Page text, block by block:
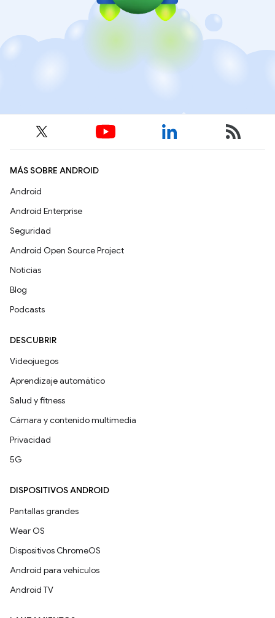
MÁS SOBRE ANDROID
Android
Android Enterprise
Seguridad
Android Open Source Project
Noticias
Blog
Podcasts
DESCUBRIR
Videojuegos
Aprendizaje automático
Salud y fitness
Cámara y contenido multimedia
Privacidad
5G
DISPOSITIVOS ANDROID
Pantallas grandes
Wear OS
Dispositivos ChromeOS
Android para vehículos
Android TV